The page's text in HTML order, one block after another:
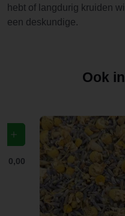
hebt of langdurig kruiden
een deskundige.
Ook
€ 0,00